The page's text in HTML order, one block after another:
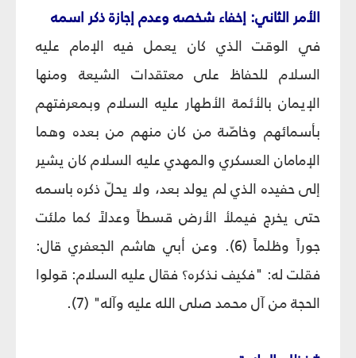
الأمر الثاني: إخفاء شخصه وعدم إجازة ذكر اسمه
في الوقت الذي كان يعمل فيه الإمام عليه
السلام للحفاظ على معتقدات الشيعة ومنها
الإيمان بالأئمة الأطهار عليه السلام وبمعرفتهم
بأسمائهم وخاصّة من كان منهم من بعده وهما
الإمامان العسكري والمهدي عليه السلام كان يشير
إلى حفيده الذي لم يولد بعد، ولا يحلّ ذكره باسمه
حتى يخرج فيملأ الأرض قسطاً وعدلاً كما ملئت
جوراً وظلماً (6). وعن أبي هاشم الجعفري قال:
فقلت له: "فكيف نذكره؟ فقال عليه السلام: قولوا
الحجة من آل محمد صلى الله عليه وآله" (7).